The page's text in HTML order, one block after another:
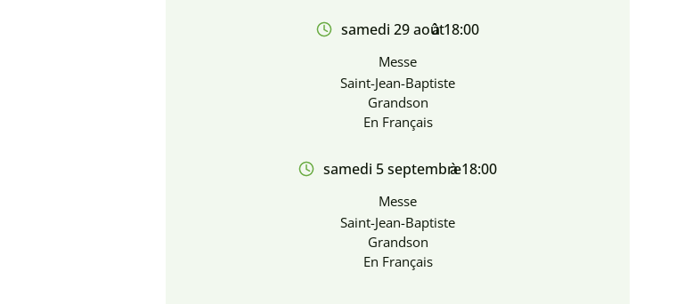
samedi 29 aoûtà 18:00
Messe
Saint-Jean-Baptiste
Grandson
En Français
samedi 5 septembreà 18:00
Messe
Saint-Jean-Baptiste
Grandson
En Français